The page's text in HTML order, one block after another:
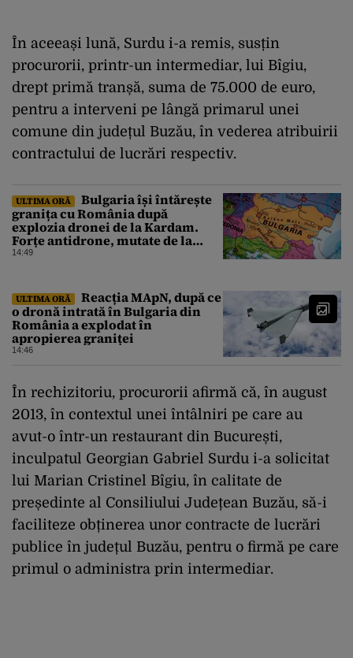
În aceeași lună, Surdu i-a remis, susțin
procurorii, printr-un intermediar, lui Bîgiu,
drept primă tranșă, suma de 75.000 de euro,
pentru a interveni pe lângă primarul unei
comune din județul Buzău, în vederea atribuirii
contractului de lucrări respectiv.
ULTIMA ORĂ
Bulgaria își întărește
granița cu România după
explozia dronei de la Kardam.
Forțe antidrone, mutate de la
frontiera cu Turcia
14:49
ULTIMA ORĂ
Reacția MApN, după ce
o dronă intrată în Bulgaria din
România a explodat în
apropierea graniței
14:46
În rechizitoriu, procurorii afirmă că, în august
2013, în contextul unei întâlniri pe care au
avut-o într-un restaurant din București,
inculpatul Georgian Gabriel Surdu i-a solicitat
lui Marian Cristinel Bîgiu, în calitate de
președinte al Consiliului Județean Buzău, să-i
faciliteze obținerea unor contracte de lucrări
publice în județul Buzău, pentru o firmă pe care
primul o administra prin intermediar.